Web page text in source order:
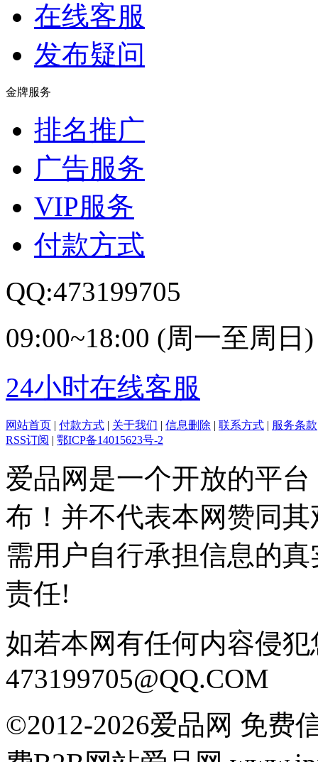
在线客服
发布疑问
金牌服务
排名推广
广告服务
VIP服务
付款方式
QQ:473199705
09:00~18:00 (周一至周日)
24小时在线客服
网站首页 | 付款方式 | 关于我们 | 信息删除 | 联系方式 | 服务条款
RSS订阅 | 鄂ICP备14015623号-2
爱品网是一个开放的平
布！并不代表本网赞同
需用户自行承担信息的
责任!
如若本网有任何内容侵
473199705@QQ.COM
©2012-2026爱品网 免费